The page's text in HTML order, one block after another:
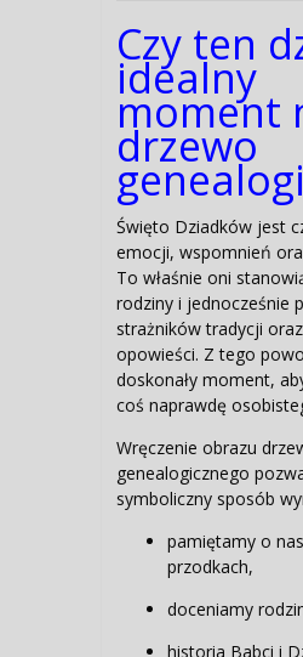
Czy ten
idealny
moment
drzewo
Święto Dziadków jest
emocji, wspomnień
To właśnie oni
rodziny i jednocześnie
strażników tradycji
opowieści. Z tego
doskonały moment,
coś naprawdę
Wręczenie obrazu
genealogicznego
symboliczny sposób
pamiętamy o
przodkach,
doceniamy
historia Babci i